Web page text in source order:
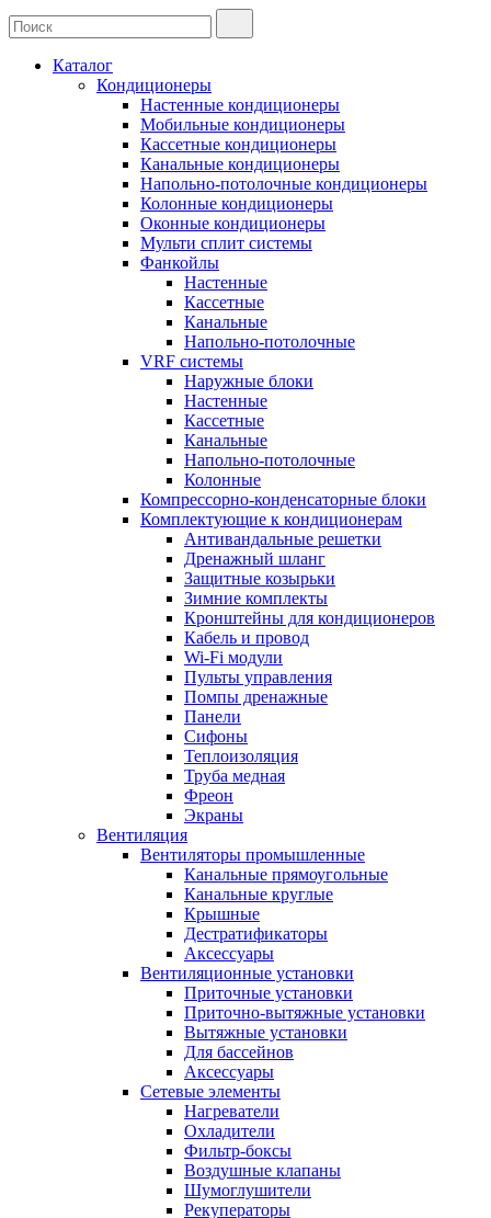
Каталог
Кондиционеры
Настенные кондиционеры
Мобильные кондиционеры
Кассетные кондиционеры
Канальные кондиционеры
Напольно-потолочные кондиционеры
Колонные кондиционеры
Оконные кондиционеры
Мульти сплит системы
Фанкойлы
Настенные
Кассетные
Канальные
Напольно-потолочные
VRF системы
Наружные блоки
Настенные
Кассетные
Канальные
Напольно-потолочные
Колонные
Компрессорно-конденсаторные блоки
Комплектующие к кондиционерам
Антивандальные решетки
Дренажный шланг
Защитные козырьки
Зимние комплекты
Кронштейны для кондиционеров
Кабель и провод
Wi-Fi модули
Пульты управления
Помпы дренажные
Панели
Сифоны
Теплоизоляция
Труба медная
Фреон
Экраны
Вентиляция
Вентиляторы промышленные
Канальные прямоугольные
Канальные круглые
Крышные
Дестратификаторы
Аксессуары
Вентиляционные установки
Приточные установки
Приточно-вытяжные установки
Вытяжные установки
Для бассейнов
Аксессуары
Сетевые элементы
Нагреватели
Охладители
Фильтр-боксы
Воздушные клапаны
Шумоглушители
Рекуператоры